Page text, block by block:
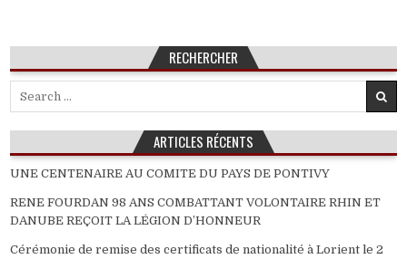
RECHERCHER
ARTICLES RÉCENTS
UNE CENTENAIRE AU COMITE DU PAYS DE PONTIVY
RENE FOURDAN 98 ANS COMBATTANT VOLONTAIRE RHIN ET
DANUBE REÇOIT LA LÉGION D’HONNEUR
Cérémonie de remise des certificats de nationalité à Lorient le 2